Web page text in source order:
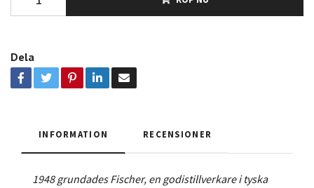
Dela
INFORMATION RECENSIONER
1948 grundades Fischer, en godistillverkare i tyska